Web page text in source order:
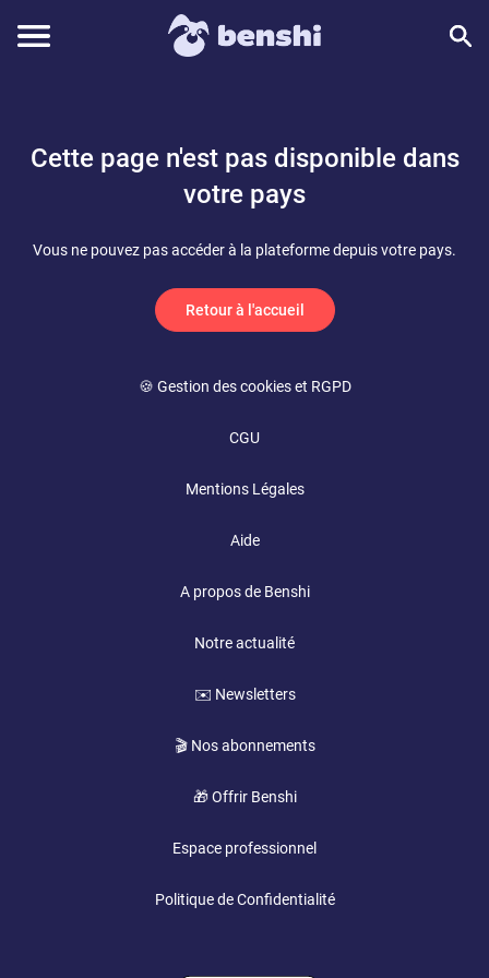
Cette page n'est pas disponible dans
votre pays
Vous ne pouvez pas accéder à la plateforme depuis votre pays.
Retour à l'accueil
🍪 Gestion des cookies et RGPD
CGU
Mentions Légales
Aide
A propos de Benshi
Notre actualité
✉️ Newsletters
🎬 Nos abonnements
🎁 Offrir Benshi
Espace professionnel
Politique de Confidentialité